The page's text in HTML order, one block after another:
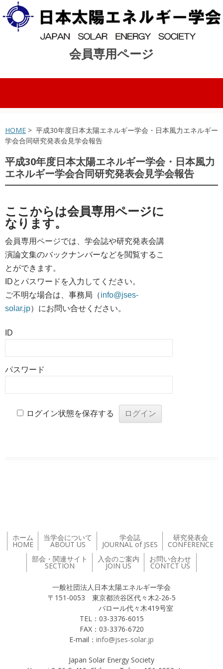
会員専用ページ
コンテンツへスキップ
HOME > 平成30年度日本太陽エネルギー学会・日本風力エネルギー
学会合同研究発表会見学会報告
平成30年度日本太陽エネルギー学会・日本風力
エネルギー学会合同研究発表会見学会報告
ここからは会員専用ページに
なります。
会員専用ページでは、学会誌や研究発表会講
演論文集のバックナンバーなどを閲覧するこ
とができます。
IDとパスワードを入力してください。
ご不明な場合は、事務局（info@jses-
solar.jp）にお問い合せください。
ID
パスワード
ログイン状態を保存する
ホーム
HOME
当学会について
ABOUT US
学会誌
JOURNAL of JSES
研究発表会
CONFERENCE
部会・関連サイト
SECTION
入会のご案内
JOIN US
お問い合わせ
CONTCT US
一般社団法人日本太陽エネルギー学会
〒151-0053 東京都渋谷区代々木2-26-5
バロール代々木419号室
TEL：03-3376-6015
FAX：03-3376-6720
E-mail： info@jses-solar.jp
Japan Solar Energy Society